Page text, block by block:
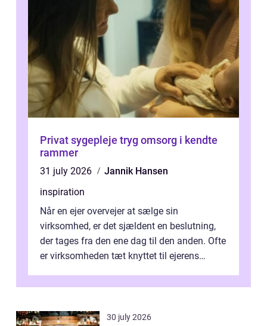
Privat sygepleje tryg omsorg i kendte
rammer
31 july 2026
Jannik Hansen
inspiration
Når en ejer overvejer at sælge sin
virksomhed, er det sjældent en beslutning,
der tages fra den ene dag til den anden. Ofte
er virksomheden tæt knyttet til ejerens
30 july 2026